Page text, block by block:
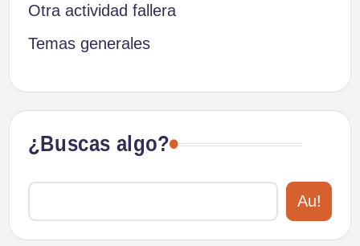
Otra actividad fallera
Temas generales
¿Buscas algo?
Au!